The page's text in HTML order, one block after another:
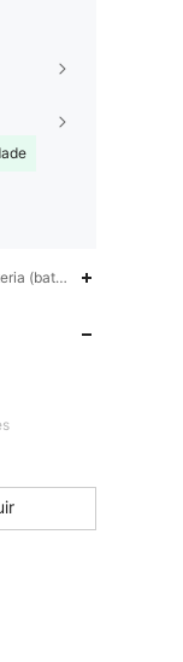
(bateria recarregável)